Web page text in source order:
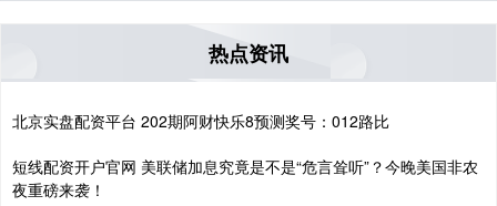
热点资讯
北京实盘配资平台 202期阿财快乐8预测奖号：012路比
短线配资开户官网 美联储加息究竟是不是“危言耸听”？今晚美国非农
夜重磅来袭！